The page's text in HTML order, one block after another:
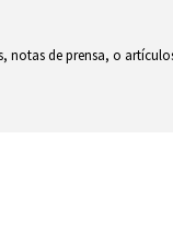
notas de prensa, o